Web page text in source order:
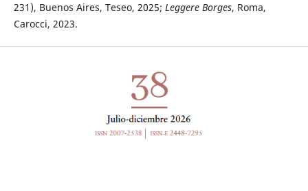
231), Buenos Aires, Teseo, 2025; Leggere Borges, Roma,
Carocci, 2023.